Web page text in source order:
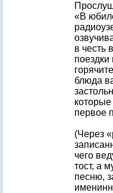
«В
в честь
блюда
первое
(Через
чего
тост, а
песню,